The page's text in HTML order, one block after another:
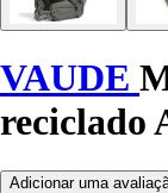
VAUDE
reciclado
Adicionar uma